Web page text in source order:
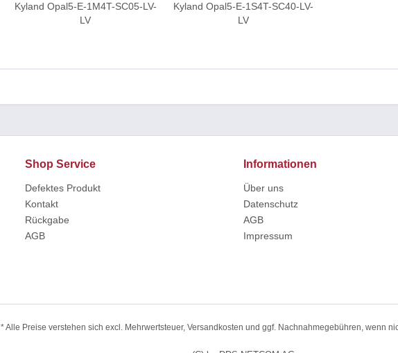
Kyland Opal5-E-1M4T-SC05-LV-
LV
Kyland Opal5-E-1S4T-SC40-LV-
LV
Shop Service
Defektes Produkt
Kontakt
Rückgabe
AGB
Informationen
Über uns
Datenschutz
AGB
Impressum
* Alle Preise verstehen sich excl. Mehrwertsteuer, Versandkosten und ggf. Nachnahmegebühren, wenn